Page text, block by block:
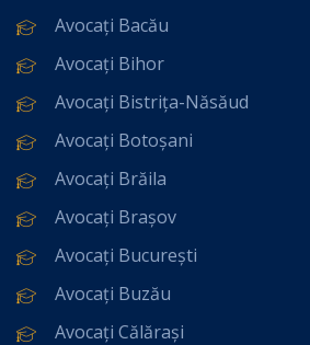
Avocați Bacău
Avocați Bihor
Avocați Bistrița-Năsăud
Avocați Botoșani
Avocați Brăila
Avocați Brașov
Avocați București
Avocați Buzău
Avocați Călărași